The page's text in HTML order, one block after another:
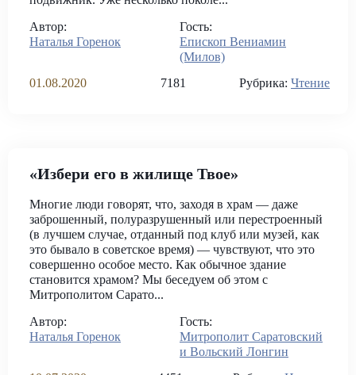
Автор:
Наталья Горенок
Гость:
Епископ Вениамин
(Милов)
01.08.2020
7181 Рубрика: Чтение
«Избери его в жилище Твое»
Многие люди говорят, что, заходя в храм — даже
заброшенный, полуразрушенный или перестроенный
(в лучшем случае, отданный под клуб или музей, как
это бывало в советское время) — чувствуют, что это
совершенно особое место. Как обычное здание
становится храмом? Мы беседуем об этом с
Митрополитом Сарато...
Автор:
Наталья Горенок
Гость:
Митрополит Саратовский
и Вольский Лонгин